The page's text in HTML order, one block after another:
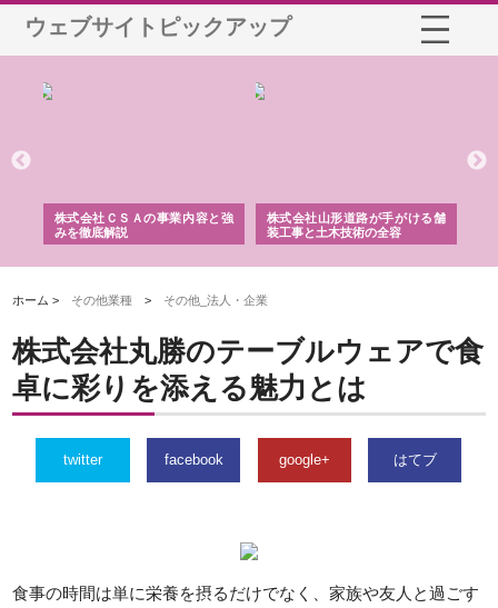
ウェブサイトピックアップ
株式会社ＣＳＡの事業内容と強
みを徹底解説
株式会社山形道路が手がける舗
装工事と土木技術の全容
ホーム > その他業種 > その他_法人・企業
株式会社丸勝のテーブルウェアで食
卓に彩りを添える魅力とは
twitter facebook google+ はてブ
食事の時間は単に栄養を摂るだけでなく、家族や友人と過ごす